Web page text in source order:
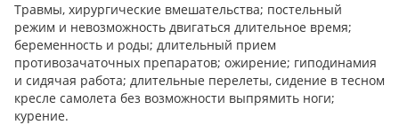
Травмы, хирургические вмешательства; постельный
режим и невозможность двигаться длительное время;
беременность и роды; длительный прием
противозачаточных препаратов; ожирение; гиподинамия
и сидячая работа; длительные перелеты, сидение в тесном
кресле самолета без возможности выпрямить ноги;
курение.